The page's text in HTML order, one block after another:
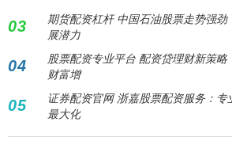
03
期货配资杠杆 中国石油股票走势强
展潜力
04
股票配资专业平台 配资贷理财新策
财富增
05
证券配资官网 浙嘉股票配资服务：
最大化